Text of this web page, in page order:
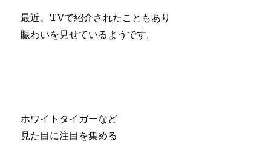
最近、TVで紹介されたこともあり
賑わいを見せているようです。
ホワイトタイガーなど
見た目に注目を集める